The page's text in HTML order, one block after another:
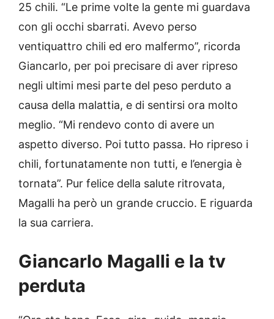
25 chili. “Le prime volte la gente mi guardava
con gli occhi sbarrati. Avevo perso
ventiquattro chili ed ero malfermo”, ricorda
Giancarlo, per poi precisare di aver ripreso
negli ultimi mesi parte del peso perduto a
causa della malattia, e di sentirsi ora molto
meglio. “Mi rendevo conto di avere un
aspetto diverso. Poi tutto passa. Ho ripreso i
chili, fortunatamente non tutti, e l’energia è
tornata”. Pur felice della salute ritrovata,
Magalli ha però un grande cruccio. E riguarda
la sua carriera.
Giancarlo Magalli e la tv
perduta